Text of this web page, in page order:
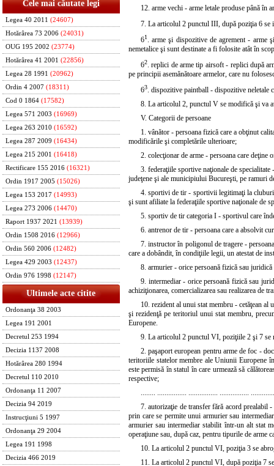
Cele mai căutate legi
Legea 40 2011 (24607)
Hotărârea 73 2006 (24031)
OUG 195 2002 (23774)
Hotărârea 41 2001 (22856)
Legea 28 1991 (20962)
Ordin 4 2007 (18311)
Cod 0 1864 (17582)
Legea 571 2003 (16969)
Legea 263 2010 (16592)
Legea 287 2009 (16434)
Legea 215 2001 (16418)
Rectificare 155 2016 (16321)
Ordin 1917 2005 (15026)
Legea 153 2017 (14993)
Legea 273 2006 (14470)
Raport 1937 2021 (13939)
Ordin 1508 2016 (12966)
Ordin 560 2006 (12482)
Legea 429 2003 (12437)
Ordin 976 1998 (12147)
Ultimele acte citite
Ordonanţa 38 2003
Legea 191 2001
Decretul 253 1994
Decizia 1137 2008
Hotărârea 280 1994
Decretul 110 2010
Ordonanţa 11 2007
Decizia 94 2019
Instrucţiuni 5 1997
Ordonanţa 29 2004
Legea 191 1998
Decizia 466 2019
12. arme vechi - arme letale produse până în
7. La articolul 2 punctul III, după poziţia 6
61. arme şi dispozitive de agrement - arme
nemetalice şi sunt destinate a fi folosite atât în
62. replici de arme tip airsoft - replici după
pe principii asemănătoare armelor, care nu
63. dispozitive paintball - dispozitive neletale
8. La articolul 2, punctul V se modifică şi va
V. Categorii de persoane
1. vânător - persoana fizică care a obţinut
modificările şi completările ulterioare;
2. colecţionar de arme - persoana care deţine
3. federaţiile sportive naţionale de
judeţene şi ale municipiului Bucureşti, pe ramuri
4. sportivi de tir - sportivii legitimaţi la cluburi
şi sunt afiliate la federaţiile sportive naţionale de
5. sportiv de tir categoria I - sportivul care
6. antrenor de tir - persoana care a absolvit
7. instructor în poligonul de tragere -
care a dobândit, în condiţiile legii, un atestat de
8. armurier - orice persoană fizică sau
9. intermediar - orice persoană fizică sau
achiziţionarea, comercializarea sau realizarea de
10. rezident al unui stat membru - cetăţean
şi rezidenţă pe teritoriul unui stat membru,
Europene.
9. La articolul 2 punctul VI, poziţiile 2 şi 7 se
2. paşaport european pentru arme de foc -
teritoriile statelor membre ale Uniunii Europene
este permisă în statul în care urmează să
respective;
........ ................ ................ ................
7. autorizaţie de transfer fără acord prealabil
prin care se permite unui armurier sau
armurier sau intermediar stabilit într-un alt stat
operaţiune sau, după caz, pentru tipurile de arme
10. La articolul 2 punctul VI, poziţia 3 se
11. La articolul 2 punctul VI, după poziţia 7